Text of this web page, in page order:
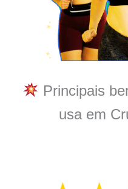
Principais
usa em